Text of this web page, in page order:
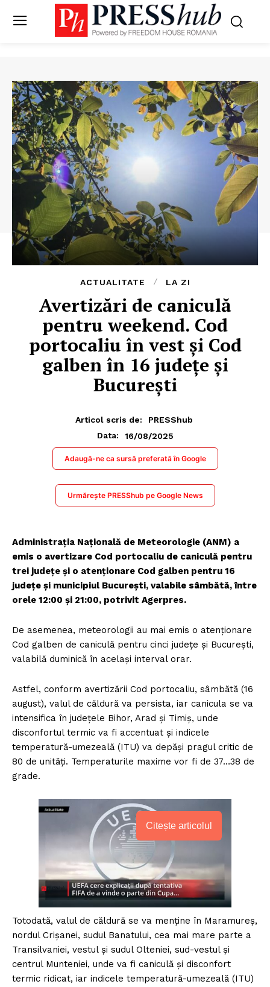
ACTUALITATE LA ZI
Avertizări de caniculă
pentru weekend. Cod
portocaliu în vest și Cod
galben în 16 județe și
București
Articol scris de:
PRESShub
Data:
16/08/2025
Adaugă-ne ca sursă preferată în Google
Urmărește PRESShub pe Google News
Administraţia Naţională de Meteorologie (ANM) a
emis o avertizare Cod portocaliu de caniculă pentru
trei judeţe şi o atenţionare Cod galben pentru 16
judeţe şi municipiul Bucureşti, valabile sâmbătă, între
orele 12:00 şi 21:00, potrivit Agerpres.
De asemenea, meteorologii au mai emis o atenţionare
Cod galben de caniculă pentru cinci judeţe şi Bucureşti,
valabilă duminică în acelaşi interval orar.
Astfel, conform avertizării Cod portocaliu, sâmbătă (16
august), valul de căldură va persista, iar canicula se va
intensifica în judeţele Bihor, Arad şi Timiş, unde
disconfortul termic va fi accentuat şi indicele
temperatură-umezeală (ITU) va depăşi pragul critic de
80 de unităţi. Temperaturile maxime vor fi de 37…38 de
grade.
Citește articolul
Totodată, valul de căldură se va menţine în Maramureş,
nordul Crişanei, sudul Banatului, cea mai mare parte a
Transilvaniei, vestul şi sudul Olteniei, sud-vestul şi
centrul Munteniei, unde va fi caniculă şi disconfort
termic ridicat, iar indicele temperatură-umezeală (ITU)